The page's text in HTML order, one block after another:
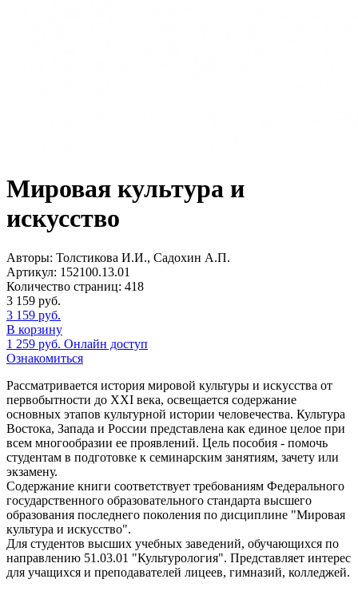
Мировая культура и
искусство
Авторы: Толстикова И.И., Садохин А.П.
Артикул: 152100.13.01
Количество страниц: 418
3 159 руб.
3 159 руб.
В корзину
1 259 руб. Онлайн доступ
Ознакомиться
Рассматривается история мировой культуры и искусства от
первобытности до XXI века, освещается содержание
основных этапов культурной истории человечества. Культура
Востока, Запада и России представлена как единое целое при
всем многообразии ее проявлений. Цель пособия - помочь
студентам в подготовке к семинарским занятиям, зачету или
экзамену.
Содержание книги соответствует требованиям Федерального
государственного образовательного стандарта высшего
образования последнего поколения по дисциплине "Мировая
культура и искусство".
Для студентов высших учебных заведений, обучающихся по
направлению 51.03.01 "Культурология". Представляет интерес
для учащихся и преподавателей лицеев, гимназий, колледжей.